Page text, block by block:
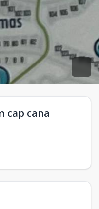
cap cana